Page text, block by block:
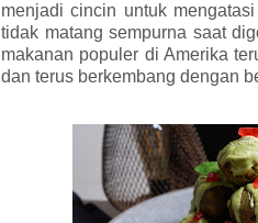
menjadi cincin untuk
tidak matang sempurna saat
makanan populer di Amerika
dan terus berkembang dengan